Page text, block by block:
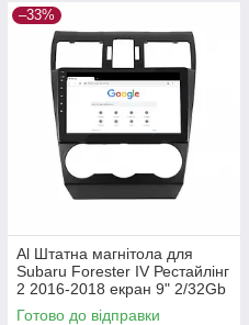
–33%
Al Штатна магнітола для
Subaru Forester IV Рестайлінг
2 2016-2018 екран 9" 2/32Gb
Wi-Fi GPS Base Android
Готово до відправки